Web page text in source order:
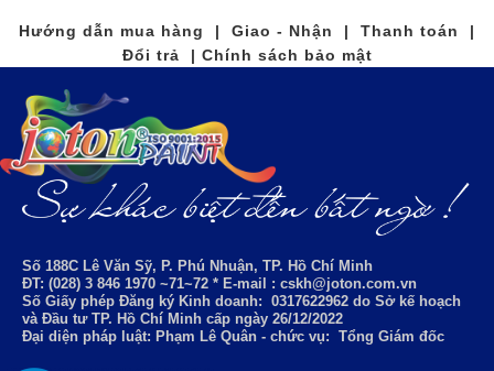
Hướng dẫn mua hàng | Giao - Nhận | Thanh toán |
Đổi trả | Chính sách bảo mật
Số 188C Lê Văn Sỹ, P. Phú Nhuận, TP. Hồ Chí Minh
ĐT: (028) 3 846 1970 ~71~72 * E-mail : cskh@joton.com.vn
Số Giấy phép Đăng ký Kinh doanh: 0317622962 do Sở kế hoạch
và Đầu tư TP. Hồ Chí Minh cấp ngày 26/12/2022
Đại diện pháp luật: Phạm Lê Quân - chức vụ: Tổng Giám đốc